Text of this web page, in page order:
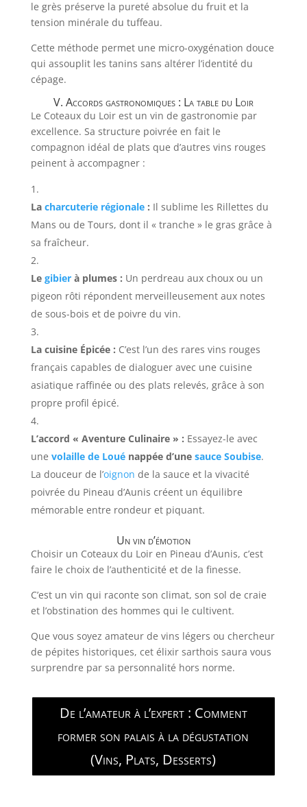
le grès préserve la pureté absolue du fruit et la
tension minérale du tuffeau.
Cette méthode permet une micro-oxygénation douce
qui assouplit les tanins sans altérer l’identité du
cépage.
V. Accords gastronomiques : La table du Loir
Le Coteaux du Loir est un vin de gastronomie par
excellence. Sa structure poivrée en fait le
compagnon idéal de plats que d’autres vins rouges
peinent à accompagner :
La charcuterie régionale: Il sublime les Rillettes du
Mans ou de Tours, dont il « tranche » le gras grâce à
sa fraîcheur.
Le gibierà plumes : Un perdreau aux choux ou un
pigeon rôti répondent merveilleusement aux notes
de sous-bois et de poivre du vin.
La cuisine Épicée : C’est l’un des rares vins rouges
français capables de dialoguer avec une cuisine
asiatique raffinée ou des plats relevés, grâce à son
propre profil épicé.
L’accord « Aventure Culinaire » : Essayez-le avec
une volaille de Louénappée d’une sauce Soubise.
La douceur de l’oignon de la sauce et la vivacité
poivrée du Pineau d’Aunis créent un équilibre
mémorable entre rondeur et piquant.
Un vin d’émotion
Choisir un Coteaux du Loir en Pineau d’Aunis, c’est
faire le choix de l’authenticité et de la finesse.
C’est un vin qui raconte son climat, son sol de craie
et l’obstination des hommes qui le cultivent.
Que vous soyez amateur de vins légers ou chercheur
de pépites historiques, cet élixir sarthois saura vous
surprendre par sa personnalité hors norme.
De l’amateur à l’expert : Comment
former son palais à la dégustation
(Vins, Plats, Desserts)